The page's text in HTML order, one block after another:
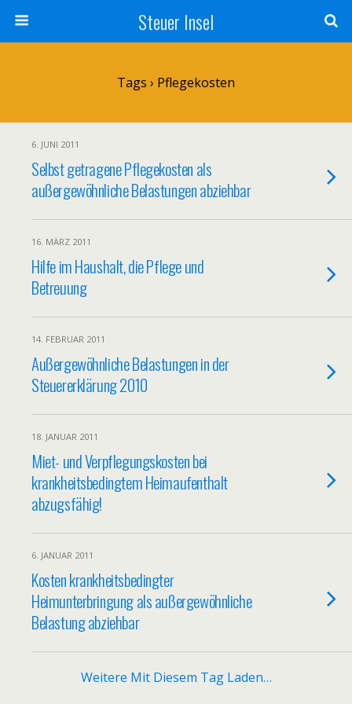
Steuer Insel
Tags › Pflegekosten
6. JUNI 2011
Selbst getragene Pflegekosten als
außergewöhnliche Belastungen abziehbar
16. MÄRZ 2011
Hilfe im Haushalt, die Pflege und
Betreuung
14. FEBRUAR 2011
Außergewöhnliche Belastungen in der
Steuererklärung 2010
18. JANUAR 2011
Miet- und Verpflegungskosten bei
krankheitsbedingtem Heimaufenthalt
abzugsfähig!
6. JANUAR 2011
Kosten krankheitsbedingter
Heimunterbringung als außergewöhnliche
Belastung abziehbar
Weitere Mit Diesem Tag Laden…